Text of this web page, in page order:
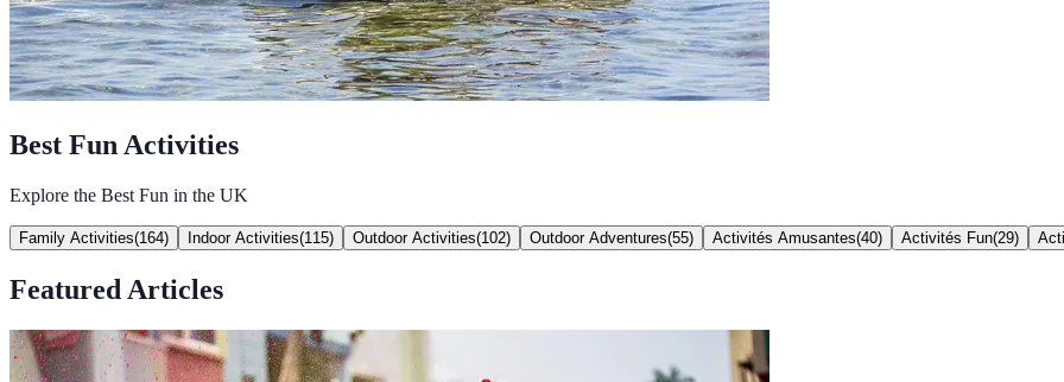
Best Fun Activities
Explore the Best Fun in the UK
Family Activities(164) Indoor Activities(115) Outdoor Activities(102) Outdoor Adventures(55) Activités Amusantes(40) Activités Fun(29)
Featured Articles